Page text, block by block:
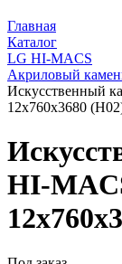
Главная
Каталог
LG HI-MACS
Акриловый
Искусcтвенный
12x760x3680
HI-